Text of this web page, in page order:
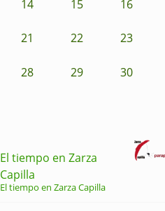
14 15 16
21 22 23
28 29 30
El tiempo en Zarza
Capilla
El tiempo en Zarza Capilla